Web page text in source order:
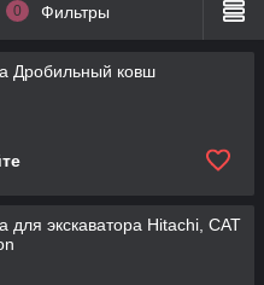
0 Фильтры
Дробильный ковш
для экскаватора Hitachi, CAT